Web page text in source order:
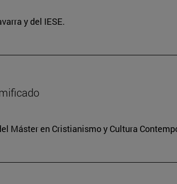
y del IESE.
Máster en Cristianismo y Cultura